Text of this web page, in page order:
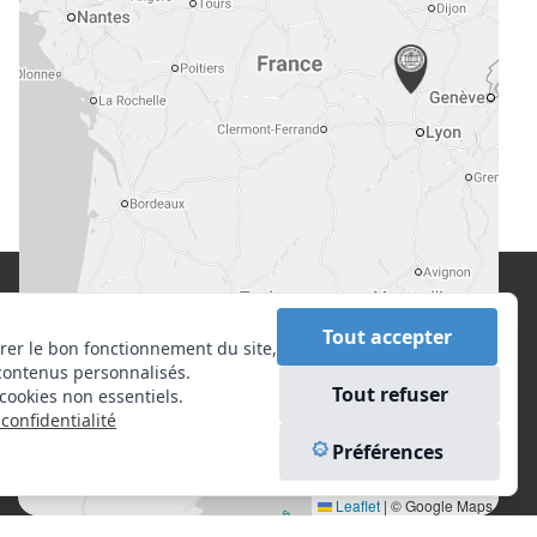
Leaflet | © Google Maps
le bon fonctionnement du site,
personnalisés.
non essentiels.
Tout accepter
Tout refuser
Préférences
Centre National de l’Expertise (CNE)
20 rue Henri Regnault, 75008 Paris
EN SAVOIR PLUS
Liens utiles
Vu à la Télé
Mentions légales